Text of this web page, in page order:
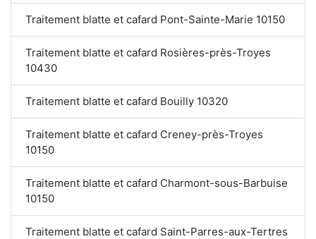
Traitement blatte et cafard Pont-Sainte-Marie 10150
Traitement blatte et cafard Rosières-près-Troyes
10430
Traitement blatte et cafard Bouilly 10320
Traitement blatte et cafard Creney-près-Troyes
10150
Traitement blatte et cafard Charmont-sous-Barbuise
10150
Traitement blatte et cafard Saint-Parres-aux-Tertres